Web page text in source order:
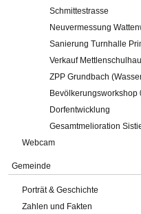
ImpressumSchmittestrasse
Neuvermessung
Sanierung Turnhalle
Verkauf
ZPP Grundbach
Bevölkerungsworkshop
Dorfentwicklung
Gesamtmelioration
Webcam
Gemeinde
Porträt & Geschichte
Zahlen und Fakten